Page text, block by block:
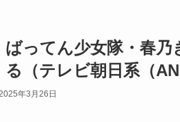
ばってん少女隊・春
る（テレビ朝日系（
年3月26日